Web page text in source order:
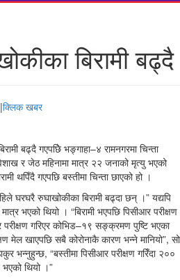
बिरामी बढ्दै
क्लिक खबर
बढ्दै गएपछिे भङ्गाहा–४ रामनगरमा चिन्ता
र जेठ महिनामा मात्र २२ जनाको मृत्यु भएको
थपिँदै गएपछि बस्तीमा चिन्ता छाएको हो ।
घरघरै रुघाखोकीका बिरामी बढ्दा छन् ।” यद्यपि
भएको थियो । “बिरामी भएपछि पिसीआर परीक्षण
गरिएर कोभिड–१९ सङ्क्रमण पुष्टि भएका
मेल खाएपछि सबै कोरोनाकै कारण भन्ने मानियो”, सो
भन्नुहुन्छ, “बस्तीमा पिसीआर परीक्षण गरिँदा २००
भएको थियो ।”